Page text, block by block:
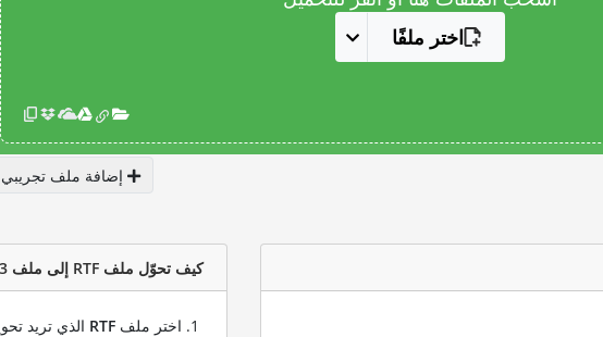
اختر ملفًا
إضافة ملف تجريبي
كيف تحوّل ملف RTF إلى ملف MP3؟
اختر ملف RTF الذي تريد